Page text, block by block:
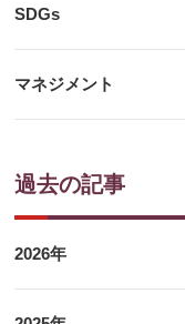
SDGs
マネジメント
過去の記事
2026年